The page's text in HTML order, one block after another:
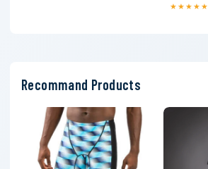
★★★★★
Recommand Products